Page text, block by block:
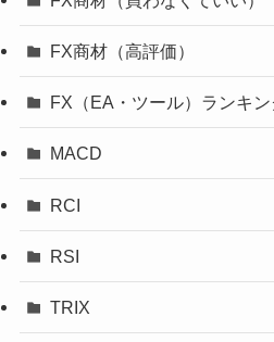
FX商材（高評価）
FX（EA・ツール）ランキン
MACD
RCI
RSI
TRIX